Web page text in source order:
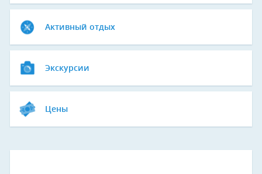
Активный отдых
Экскурсии
Цены